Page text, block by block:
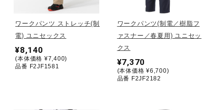
ウィンタースポーツ
ワーキング
ワークパンツ ストレッチ(制
電) ユニセックス
¥8,140
(本体価格 ¥7,400)
品番 F2JF1581
ワークパンツ(制電／樹脂フ
ァスナー／春夏用) ユニセッ
クス
¥7,370
(本体価格 ¥6,700)
品番 F2JF2182